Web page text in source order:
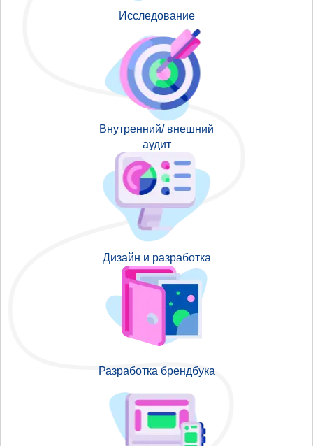
Исследование
Внутренний/ внешний
аудит
Дизайн и разработка
Разработка брендбука